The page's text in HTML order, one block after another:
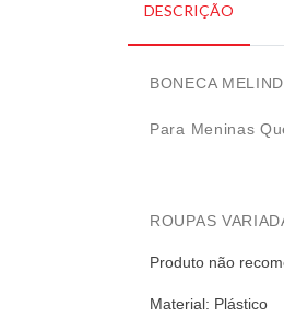
DESCRIÇÃO
BONECA
Para Meninas
ROUPAS
Produto não
Material: Plástico